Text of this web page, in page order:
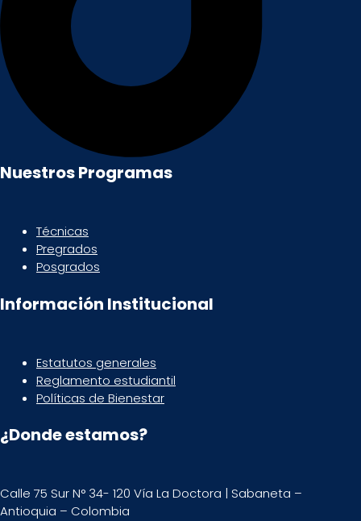
Nuestros Programas
Técnicas
Pregrados
Posgrados
Información Institucional
Estatutos generales
Reglamento estudiantil
Políticas de Bienestar
¿Donde estamos?
Calle 75 Sur N° 34- 120 Vía La Doctora | Sabaneta –
Antioquia – Colombia